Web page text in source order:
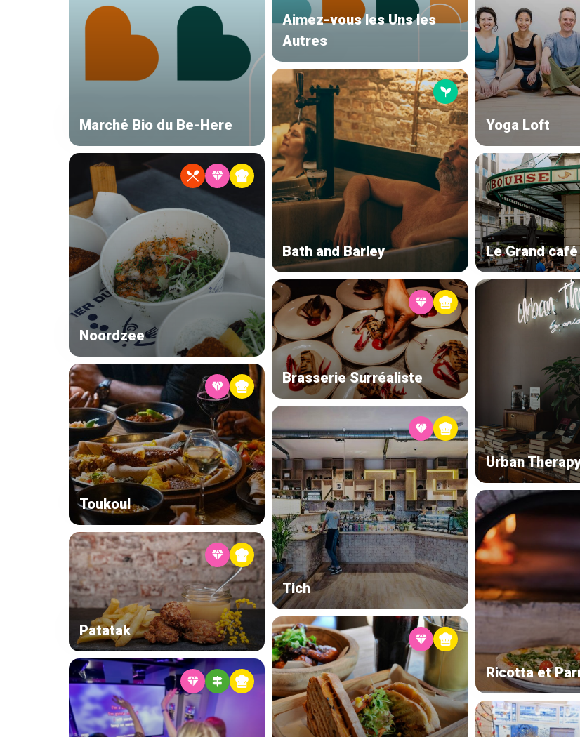
Marché Bio du Be-Here
Aimez-vous les Uns les
Autres
Yoga Loft
Bath and Barley
Noordzee
Le Grand café
Brasserie Surréaliste
Urban
Toukoul
Tich
Ricotta et
Patatak